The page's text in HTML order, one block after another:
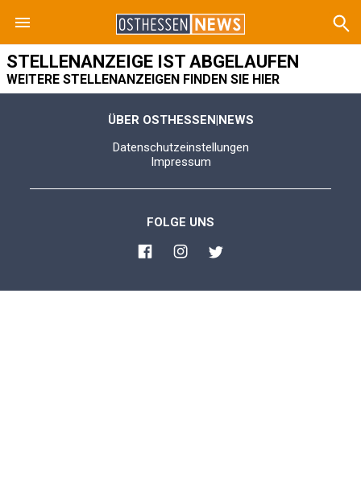
STELLENANZEIGE IST ABGELAUFEN
WEITERE STELLENANZEIGEN FINDEN SIE HIER
ÜBER OSTHESSEN|NEWS
Datenschutzeinstellungen
Impressum
FOLGE UNS